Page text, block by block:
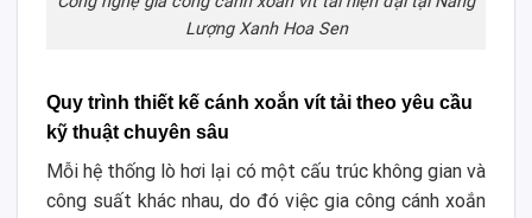
Lượng Xanh Hoa Sen
Quy trình thiết kế cánh xoắn vít tải theo yêu cầu
kỹ thuật chuyên sâu
Mỗi hệ thống lò hơi lại có một cấu trúc không gian và
công suất khác nhau, do đó việc gia công cánh xoắn